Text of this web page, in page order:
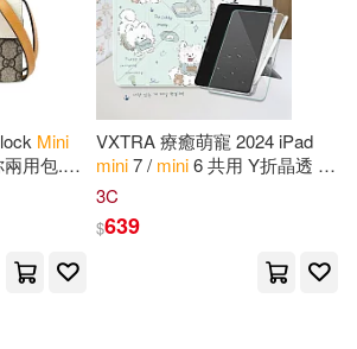
Robert(22)
Paul(21)
Ltd(14)
(14)
3)
Mini
用包.駝
VXTRA 療癒萌寵 2024 iPad
mini7 / mini6 共用 Y折晶透 防
摔立架皮套(笑笑犬)+9H玻璃貼
3C
$639